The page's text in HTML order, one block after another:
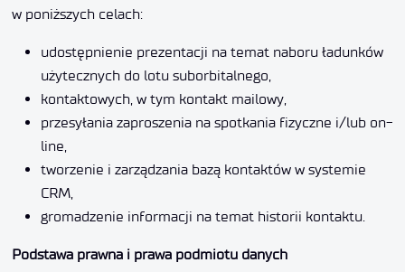
w poniższych celach:
udostępnienie prezentacji na temat naboru ładunków
użytecznych do lotu suborbitalnego,
kontaktowych, w tym kontakt mailowy,
przesyłania zaproszenia na spotkania fizyczne i/lub on-
line,
tworzenie i zarządzania bazą kontaktów w systemie
CRM,
gromadzenie informacji na temat historii kontaktu.
Podstawa prawna i prawa podmiotu danych